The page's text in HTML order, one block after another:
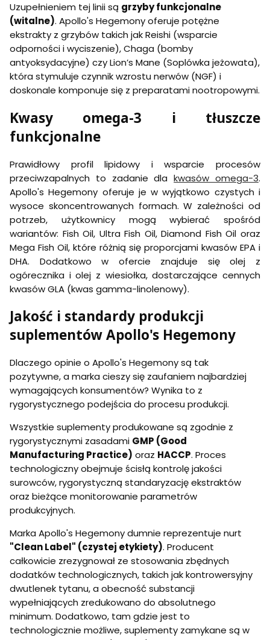
Uzupełnieniem tej linii są grzyby funkcjonalne
(witalne). Apollo's Hegemony oferuje potężne
ekstrakty z grzybów takich jak Reishi (wsparcie
odporności i wyciszenie), Chaga (bomby
antyoksydacyjne) czy Lion’s Mane (Soplówka jeżowata),
która stymuluje czynnik wzrostu nerwów (NGF) i
doskonale komponuje się z preparatami nootropowymi.
Kwasy omega-3 i tłuszcze
funkcjonalne
Prawidłowy profil lipidowy i wsparcie procesów
przeciwzapalnych to zadanie dlakwasów omega-3.
Apollo's Hegemony oferuje je w wyjątkowo czystych i
wysoce skoncentrowanych formach. W zależności od
potrzeb, użytkownicy mogą wybierać spośród
wariantów: Fish Oil, Ultra Fish Oil, Diamond Fish Oil oraz
Mega Fish Oil, które różnią się proporcjami kwasów EPA i
DHA. Dodatkowo w ofercie znajduje się olej z
ogórecznika i olej z wiesiołka, dostarczające cennych
kwasów GLA (kwas gamma-linolenowy).
Jakość i standardy produkcji
suplementów Apollo's Hegemony
Dlaczego opinie o Apollo's Hegemony są tak
pozytywne, a marka cieszy się zaufaniem najbardziej
wymagających konsumentów? Wynika to z
rygorystycznego podejścia do procesu produkcji.
Wszystkie suplementy produkowane są zgodnie z
rygorystycznymi zasadami GMP (Good
Manufacturing Practice) oraz HACCP. Proces
technologiczny obejmuje ścisłą kontrolę jakości
surowców, rygorystyczną standaryzację ekstraktów
oraz bieżące monitorowanie parametrów
produkcyjnych.
Marka Apollo's Hegemony dumnie reprezentuje nurt
"Clean Label" (czystej etykiety). Producent
całkowicie zrezygnował ze stosowania zbędnych
dodatków technologicznych, takich jak kontrowersyjny
dwutlenek tytanu, a obecność substancji
wypełniających zredukowano do absolutnego
minimum. Dodatkowo, tam gdzie jest to
technologicznie możliwe, suplementy zamykane są w